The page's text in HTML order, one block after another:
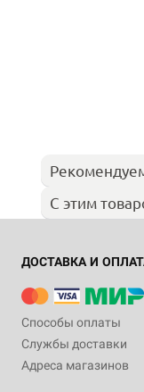
С этим
ДОСТАВКА И
Способы оплаты
Службы доставки
Адреса магазинов